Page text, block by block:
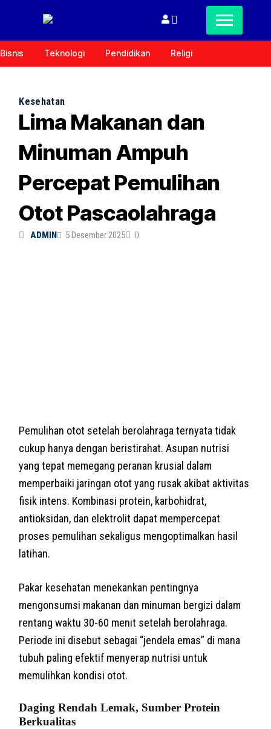
Bisnis Teknologi Pendidikan Religi
Kesehatan
Lima Makanan dan
Minuman Ampuh
Percepat Pemulihan
Otot Pascaolahraga
ADMIN 5 Desember 2025 0
Pemulihan otot setelah berolahraga ternyata tidak
cukup hanya dengan beristirahat. Asupan nutrisi
yang tepat memegang peranan krusial dalam
memperbaiki jaringan otot yang rusak akibat aktivitas
fisik intens. Kombinasi protein, karbohidrat,
antioksidan, dan elektrolit dapat mempercepat
proses pemulihan sekaligus mengoptimalkan hasil
latihan.
Pakar kesehatan menekankan pentingnya
mengonsumsi makanan dan minuman bergizi dalam
rentang waktu 30-60 menit setelah berolahraga.
Periode ini disebut sebagai “jendela emas” di mana
tubuh paling efektif menyerap nutrisi untuk
memulihkan kondisi otot.
Daging Rendah Lemak, Sumber Protein
Berkualitas